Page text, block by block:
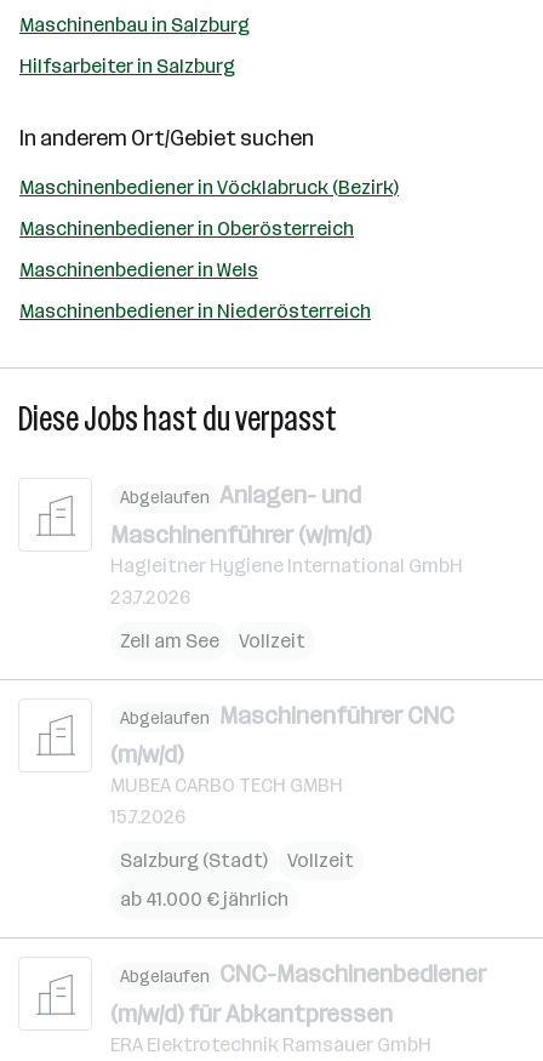
Maschinenbau in Salzburg
Hilfsarbeiter in Salzburg
In anderem Ort/Gebiet suchen
Maschinenbediener in Vöcklabruck (Bezirk)
Maschinenbediener in Oberösterreich
Maschinenbediener in Wels
Maschinenbediener in Niederösterreich
Diese Jobs hast du verpasst
Abgelaufen Anlagen- und
Maschinenführer (w/m/d)
Hagleitner Hygiene International GmbH
23.7.2026
Zell am See
Vollzeit
Abgelaufen Maschinenführer CNC
(m/w/d)
MUBEA CARBO TECH GMBH
15.7.2026
Salzburg (Stadt)
Vollzeit
ab 41.000 € jährlich
Abgelaufen CNC-Maschinenbediener
(m/w/d) für Abkantpressen
ERA Elektrotechnik Ramsauer GmbH